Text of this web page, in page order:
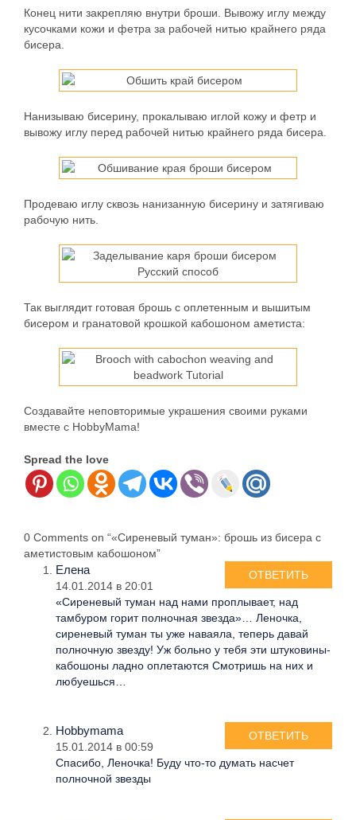
Конец нити закрепляю внутри броши. Вывожу иглу между
кусочками кожи и фетра за рабочей нитью крайнего ряда
бисера.
Нанизываю бисерину, прокалываю иглой кожу и фетр и
вывожу иглу перед рабочей нитью крайнего ряда бисера.
Продеваю иглу сквозь нанизанную бисерину и затягиваю
рабочую нить.
Так выглядит готовая брошь с оплетенным и вышитым
бисером и гранатовой крошкой кабошоном аметиста:
Создавайте неповторимые украшения своими руками
вместе с HobbyMama!
Spread the love
0 Comments on “«Сиреневый туман»: брошь из бисера с
аметистовым кабошоном”
Елена
14.01.2014 в 20:01
«Сиреневый туман над нами проплывает, над
тамбуром горит полночная звезда»… Леночка,
сиреневый туман ты уже наваяла, теперь давай
полночную звезду! Уж больно у тебя эти штуковины-
кабошоны ладно оплетаются Смотришь на них и
любуешься…
ОТВЕТИТЬ
Hobbymama
15.01.2014 в 00:59
Спасибо, Леночка! Буду что-то думать насчет
полночной звезды
ОТВЕТИТЬ